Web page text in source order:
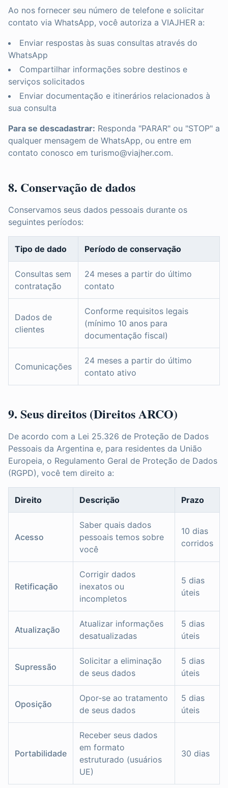
Ao nos fornecer seu número de telefone e solicitar
contato via WhatsApp, você autoriza a VIAJHER a:
Enviar respostas às suas consultas através do
WhatsApp
Compartilhar informações sobre destinos e
serviços solicitados
Enviar documentação e itinerários relacionados à
sua consulta
Para se descadastrar: Responda "PARAR" ou "STOP" a
qualquer mensagem de WhatsApp, ou entre em
contato conosco em turismo@viajher.com.
8. Conservação de dados
Conservamos seus dados pessoais durante os
seguintes períodos:
Tipo de dado Período de conservação
Consultas sem
contratação
24 meses a partir do último
contato
Dados de
clientes
Conforme requisitos legais
(mínimo 10 anos para
documentação fiscal)
Comunicações
24 meses a partir do último
contato ativo
9. Seus direitos (Direitos ARCO)
De acordo com a Lei 25.326 de Proteção de Dados
Pessoais da Argentina e, para residentes da União
Europeia, o Regulamento Geral de Proteção de Dados
(RGPD), você tem direito a:
Direito Descrição Prazo
Acesso
Saber quais dados
pessoais temos sobre
você
10 dias
corridos
Retificação
Corrigir dados
inexatos ou
incompletos
5 dias
úteis
Atualização
Atualizar informações
desatualizadas
5 dias
úteis
Supressão
Solicitar a eliminação
de seus dados
5 dias
úteis
Oposição
Opor-se ao tratamento
de seus dados
5 dias
úteis
Portabilidade
Receber seus dados
em formato
estruturado (usuários
UE)
30 dias